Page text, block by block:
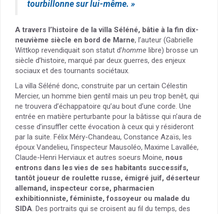
tourbillonne sur lui-même. »
A travers l’histoire de la villa Séléné, bâtie à la fin dix-
neuvième siècle en bord de Marne, l’auteur (Gabrielle
Wittkop revendiquait son statut d’homme libre) brosse un
siècle d’histoire, marqué par deux guerres, des enjeux
sociaux et des tournants sociétaux.
La villa Séléné donc, construite par un certain Célestin
Mercier, un homme bien gentil mais un peu trop benêt, qui
ne trouvera d’échappatoire qu’au bout d’une corde. Une
entrée en matière perturbante pour la bâtisse qui n’aura de
cesse d’insuffler cette évocation à ceux qui y résideront
par la suite. Félix Méry-Chandeau, Constance Azaïs, les
époux Vandelieu, l’inspecteur Mausoléo, Maxime Lavallée,
Claude-Henri Herviaux et autres soeurs Moine, nous
entrons dans les vies de ses habitants successifs,
tantôt joueur de roulette russe, émigré juif, déserteur
allemand, inspecteur corse, pharmacien
exhibitionniste, féministe, fossoyeur ou malade du
SIDA. Des portraits qui se croisent au fil du temps, des